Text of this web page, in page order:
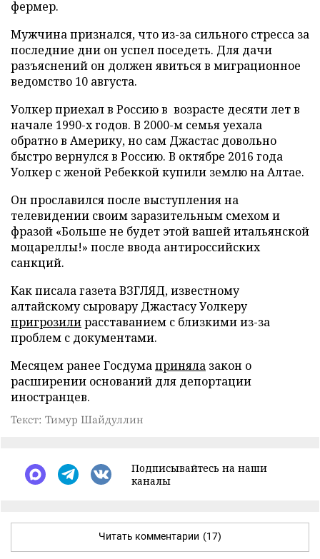
фермер.
Мужчина признался, что из-за сильного стресса за
последние дни он успел поседеть. Для дачи
разъяснений он должен явиться в миграционное
ведомство 10 августа.
Уолкер приехал в Россию в возрасте десяти лет в
начале 1990-х годов. В 2000-м семья уехала
обратно в Америку, но сам Джастас довольно
быстро вернулся в Россию. В октябре 2016 года
Уолкер с женой Ребеккой купили землю на Алтае.
Он прославился после выступления на
телевидении своим заразительным смехом и
фразой «Больше не будет этой вашей итальянской
моцареллы!» после ввода антироссийских
санкций.
Как писала газета ВЗГЛЯД, известному
алтайскому сыровару Джастасу Уолкеру
пригрозилирасставанием с близкими из-за
проблем с документами.
Месяцем ранее Госдумаприняла закон о
расширении оснований для депортации
иностранцев.
Текст: Тимур Шайдуллин
Подписывайтесь на наши
каналы
Читать комментарии (17)